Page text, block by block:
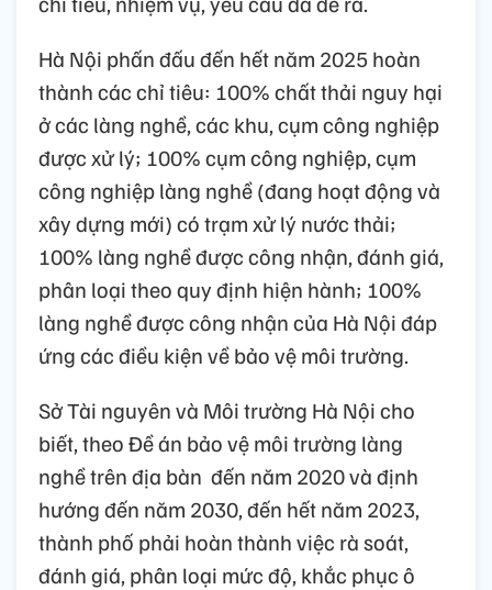
Hà Nội phấn đấu đến hết năm 2025 hoàn
thành các chỉ tiêu: 100% chất thải nguy hại
ở các làng nghề, các khu, cụm công nghiệp
được xử lý; 100% cụm công nghiệp, cụm
công nghiệp làng nghề (đang hoạt động và
xây dựng mới) có trạm xử lý nước thải;
100% làng nghề được công nhận, đánh giá,
phân loại theo quy định hiện hành; 100%
làng nghề được công nhận của Hà Nội đáp
ứng các điều kiện về bảo vệ môi trường.
Sở Tài nguyên và Môi trường Hà Nội cho
biết, theo Đề án bảo vệ môi trường làng
nghề trên địa bàn đến năm 2020 và định
hướng đến năm 2030, đến hết năm 2023,
thành phố phải hoàn thành việc rà soát,
đánh giá, phân loại mức độ, khắc phục ô